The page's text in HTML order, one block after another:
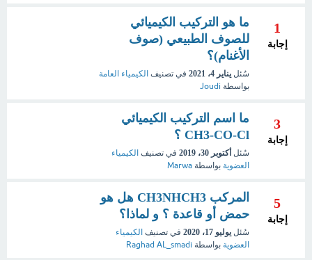
1
إجابة
ما هو التركيب الكيميائي
للصوف الطبيعي (صوف
الأغنام)؟
سُئل يناير 4، 2021 في تصنيف الكيمياء العامة
بواسطة Joudi
3
إجابة
ما اسم التركيب الكيميائي
CH3-CO-Cl ؟
سُئل أكتوبر 30، 2019 في تصنيف الكيمياء
العضوية بواسطة Marwa
5
إجابة
المركب CH3NHCH3 هل هو
حمض أو قاعدة ؟ و لماذا؟
سُئل يوليو 17، 2020 في تصنيف الكيمياء
العضوية بواسطة Raghad AL_smadi